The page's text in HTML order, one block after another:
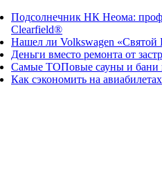
Подсолнечник НК Неома:
Clearfield®
Нашел ли Volkswagen «Святой
Деньги вместо ремонта от
Самые ТОПовые сауны и бани
Как сэкономить на